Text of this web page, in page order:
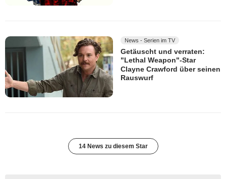
News - Serien im TV
Getäuscht und verraten:
"Lethal Weapon"-Star
Clayne Crawford über seinen
Rauswurf
14 News zu diesem Star